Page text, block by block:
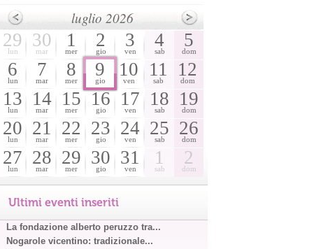
luglio 2026
29
lun
30
mar
1
mer
2
gio
3
ven
4
sab
5
dom
6
lun
7
mar
8
mer
9
gio
10
ven
11
sab
12
dom
13
lun
14
mar
15
mer
16
gio
17
ven
18
sab
19
dom
20
lun
21
mar
22
mer
23
gio
24
ven
25
sab
26
dom
27
lun
28
mar
29
mer
30
gio
31
ven
1
sab
2
dom
Ultimi eventi inseriti
La fondazione alberto peruzzo tra...
Nogarole vicentino: tradizionale...